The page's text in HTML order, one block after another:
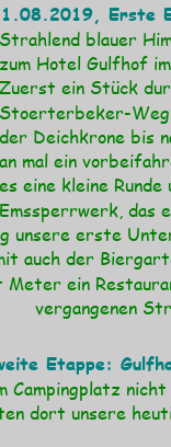
Erste
Strahlend blauer
zum Hotel Gulfhof
Zuerst ein Stück
Stoerterbeker-
der Deichkrone bis
an mal ein
es eine kleine
Emssperrwerk, das
unsere erste
auch der
Meter ein
vergangenen
Etappe:
dort unsere